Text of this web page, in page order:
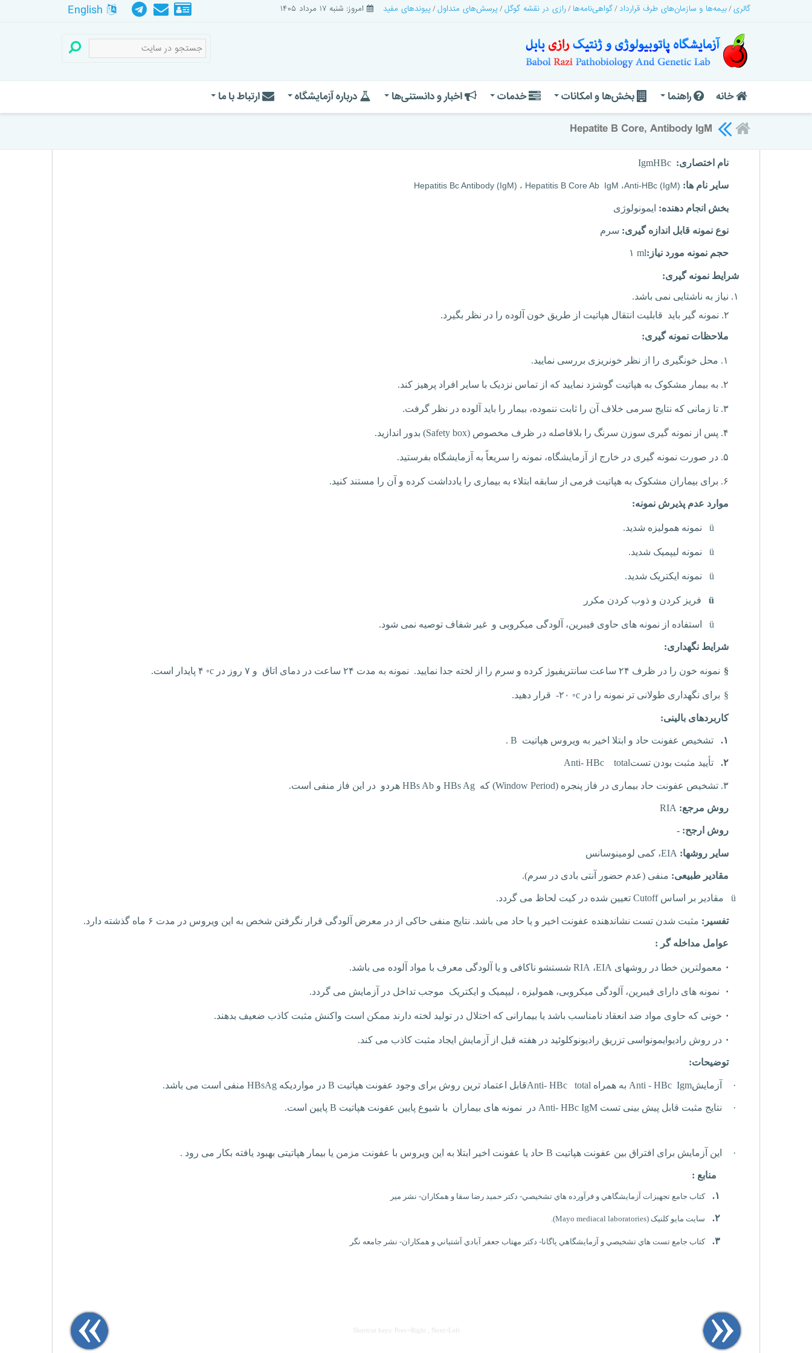
گالری بیمه‌ها و سازمان‌های طرف قرارداد گواهی‌نامه‌ها رازی در نقشه گوگل پرسش‌های متداول پیوندهای مفید امروز: شنبه ۱۷ مرداد ۱۴۰۵
خانه راهنما بخش‌ها و امکانات خدمات اخبار و دانستنی‌ها درباره آزمایشگاه ارتباط با ما
Hepatite B Core, Antibody IgM
نام اختصاری: HBc
Igm
سایر نام ها: Anti-HBc(IgM) ، IgM
Hepatitis B Core Ab ، Hepatitis BcAntibody (IgM)
بخش انجام دهنده: ایمونولوژی
نوع نمونه قابل اندازه گیری: سرم
حجم نمونه مورد نیاز:۱ ml
شرایط نمونه گیری:
۱. نیاز به ناشتایی نمی باشد.
۲. نمونه گیر باید قابلیت انتقال هپاتیت از طریق خون آلوده را در نظر بگیرد.
ملاحظات نمونه گیری:
۱. محل خونگیری را از نظر خونریزی بررسی نمایید.
۲. به بیمار مشکوک به هپاتیت گوشزد نمایید که از تماس نزدیک با سایر افراد پرهیز کند.
۳. تا زمانی که نتایج سرمی خلاف آن را ثابت ننموده، بیمار را باید آلوده در نظر گرفت.
۴. پس از نمونه گیری سوزن سرنگ را بلافاصله در ظرف مخصوص (Safety box) بدور اندازید.
۵. در صورت نمونه گیری در خارج از آزمایشگاه، نمونه را سریعاً به آزمایشگاه بفرستید.
۶. برای بیماران مشکوک به هپاتیت فرمی از سابقه ابتلاء به بیماری را یادداشت کرده و آن را مستند کنید.
موارد عدم پذیرش نمونه:
ü نمونه همولیزه شدید.
ü نمونه لیپمیک شدید.
ü نمونه ایکتریک شدید.
ü فریز کردن و ذوب کردن مکرر
ü استفاده از نمونه های حاوی فیبرین، آلودگی میکروبی و غیر شفاف توصیه نمی شود.
شرایط نگهداری:
§ نمونه خون را در ظرف ۲۴ ساعت سانتریفیوژ کرده و سرم را از لخته جدا نمایید. نمونه به مدت ۲۴ ساعت در دمای اتاق و ۷ روز در ◦c
§ برای نگهداری طولانی تر نمونه را در◦c
کاربردهای بالینی:
۱. تشخیص عفونت حاد و ابتلا اخیر به ویروس هپاتیت B
.
۲. تأیید مثبت بودن تستtotal
Anti- HBc
۳. تشخیص عفونت حاد بیماری در فاز پنجره (Window Period) که HBs Ag و HBs Ab هردو در این فاز منفی است.
روش مرجع: RIA
روش ارجح:-
سایر روشها: EIA، کمی لومینوسانس
مقادیر طبیعی: منفی (عدم حضور آنتی بادی در سرم).
ü مقادیر بر اساسCutoffتعیین شده در کیت لحاظ می گردد.
تفسیر: مثبت شدن تست نشاندهنده عفونت اخیر و یا حاد می باشد. نتایج منفی حاکی از در معرض آلودگی قرار نگرفتن شخص به این ویروس در مدت ۶ ماه گذشته دارد.
عوامل مداخله گر :
· معمولترین خطا در روشهای EIA، RIA شستشو ناکافی و یا آلودگی معرف با مواد آلوده می باشد.
· نمونه های دارای فیبرین، آلودگی میکروبی، همولیزه ، لیپمیک و ایکتریک موجب تداخل در آزمایش می گردد.
· خونی که حاوی مواد ضد انعقاد نامناسب باشد یا بیمارانی که اختلال در تولید لخته دارند ممکن است واکنش مثبت کاذب ضعیف بدهند.
· در روش رادیوایمونواسی تزریق رادیونوکلوئید در هفته قبل از آزمایش ایجاد مثبت کاذب می کند.
توضیحات:
· آزمایشIgm
HBc
-
Anti به همراه total
Anti-HBc قابل اعتماد ترین روش برای وجود عفونت هپاتیت Bدر مواردیکه HBsAgمنفی است می باشد.
· نتایج مثبت قابل پیش بینی تست Anti-HBc IgM در نمونه های بیماران با شیوع پایین عفونت هپاتیت B پایین است.
· این آزمایش برای افتراق بین عفونت هپاتیت B حاد یا عفونت اخیر ابتلا به این ویروس با عفونت مزمن یا بیمار هپاتیتی بهبود یافته بکار می رود .
منابع :
۱.
کتاب جامع تجهيزات آزمايشگاهي و فرآورده هاي تشخيصي- دکتر حميد رضا سقا و همکاران- نشر مير
۲. سايت مايو کلنيک ( Mayo mediacal laboratories
).
۳. کتاب جامع تست هاي تشخيصي و آزمايشگاهي پاگانا- دکتر مهتاب جعفر آبادي آشتياني و همکاران- نشر جامعه نگر
Shortcut keys: Prev=Right , Next=Left